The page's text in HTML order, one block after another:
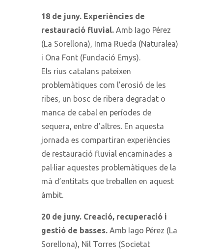
18 de juny. Experiències de
restauració fluvial. Amb Iago Pérez
(La Sorellona), Inma Rueda (Naturalea)
i Ona Font (Fundació Emys).
Els rius catalans pateixen
problemàtiques com l’erosió de les
ribes, un bosc de ribera degradat o
manca de cabal en períodes de
sequera, entre d’altres. En aquesta
jornada es compartiran experiències
de restauració fluvial encaminades a
pal·liar aquestes problemàtiques de la
mà d’entitats que treballen en aquest
àmbit.
20 de juny. Creació, recuperació i
gestió de basses. Amb Iago Pérez (La
Sorellona), Nil Torres (Societat